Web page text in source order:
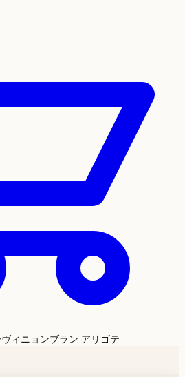
ィニョンブラン アリゴテ